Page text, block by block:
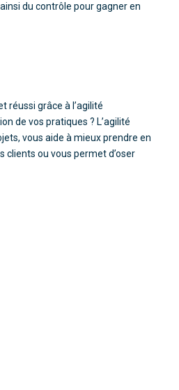
du contrôle pour gagner en
réussi grâce à l’agilité
de vos pratiques ? L’agilité
vous aide à mieux prendre en
clients ou vous permet d’oser